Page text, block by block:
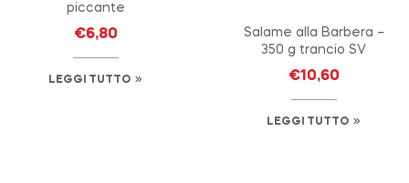
piccante
€6,80
LEGGI TUTTO
Salame alla Barbera –
350 g trancio SV
€10,60
LEGGI TUTTO